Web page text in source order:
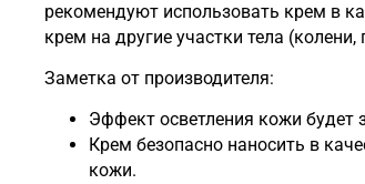
рекомендуют использовать крем в
крем на другие участки тела
Заметка от производителя:
Эффект осветления кожи будет
Крем безопасно наносить в
кожи.